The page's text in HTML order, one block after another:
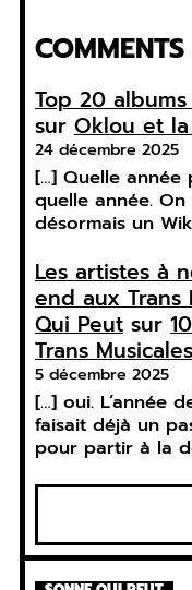
COMMENTS
Top 20
surOklou et
24 décembre 2025
[…] Quelle année
quelle année.
désormais un
Les artistes à
end aux Trans
Qui Peutsur
Trans
5 décembre 2025
[…] oui. L’année
faisait déjà un
pour partir à la
R
c
h